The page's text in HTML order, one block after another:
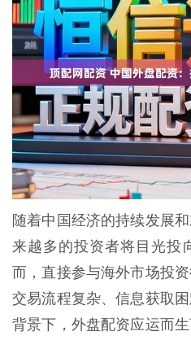
随着中国经济的持续发展
来越多的投资者将目光投
而，直接参与海外市场投
交易流程复杂、信息获取
背景下，外盘配资应运而